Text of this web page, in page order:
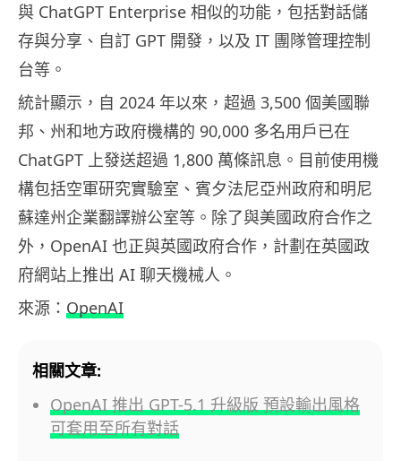
與 ChatGPT Enterprise 相似的功能，包括對話儲
存與分享、自訂 GPT 開發，以及 IT 團隊管理控制
台等。
統計顯示，自 2024 年以來，超過 3,500 個美國聯
邦、州和地方政府機構的 90,000 多名用戶已在
ChatGPT 上發送超過 1,800 萬條訊息。目前使用機
構包括空軍研究實驗室、賓夕法尼亞州政府和明尼
蘇達州企業翻譯辦公室等。除了與美國政府合作之
外，OpenAI 也正與英國政府合作，計劃在英國政
府網站上推出 AI 聊天機械人。
來源： OpenAI
相關文章:
OpenAI 推出 GPT-5.1 升級版 預設輸出風格
可套用至所有對話